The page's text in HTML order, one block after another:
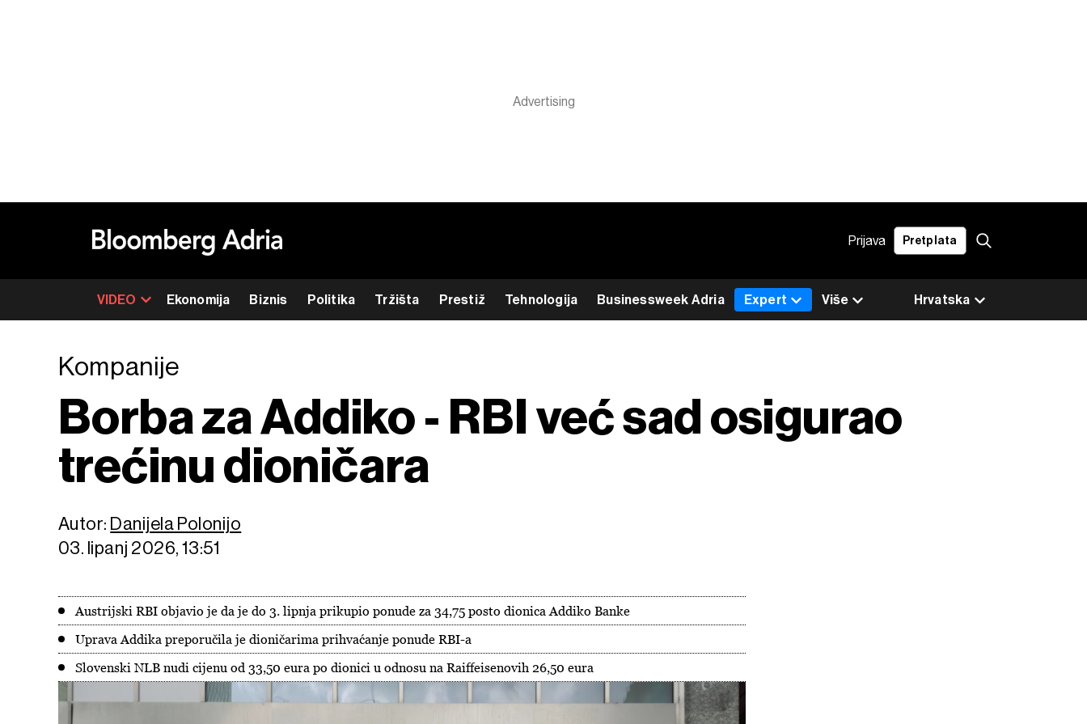
Prijava Pretplata
VIDEO Ekonomija Biznis Politika Tržišta Prestiž Tehnologija Businessweek Adria Hrvatska
Expert Više
Kompanije
Borba za Addiko - RBI već sad osigurao
trećinu dioničara
Autor: Danijela Polonijo
03. lipanj 2026, 13:51
Austrijski RBI objavio je da je do 3. lipnja prikupio ponude za 34,75 posto dionica Addiko Banke
Uprava Addika preporučila je dioničarima prihvaćanje ponude RBI-a
Slovenski NLB nudi cijenu od 33,50 eura po dionici u odnosu na Raiffeisenovih 26,50 eura